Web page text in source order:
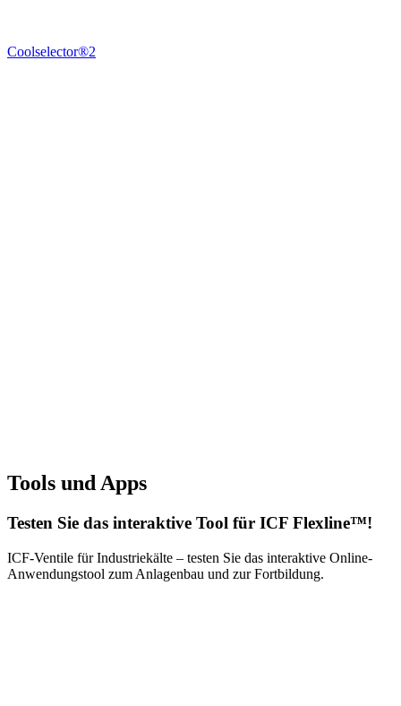
Coolselector®2
Tools und Apps
Testen Sie das interaktive Tool für ICF Flexline™!
ICF-Ventile für Industriekälte – testen Sie das interaktive Online-
Anwendungstool zum Anlagenbau und zur Fortbildung.